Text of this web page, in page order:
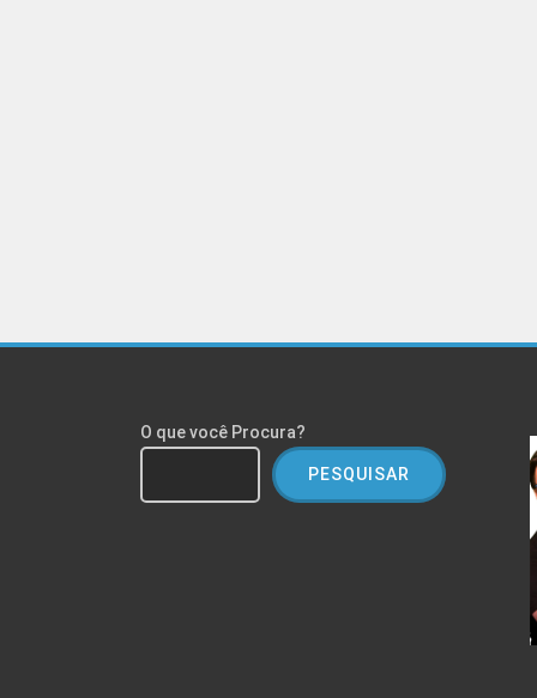
O que você Procura?
PESQUISAR